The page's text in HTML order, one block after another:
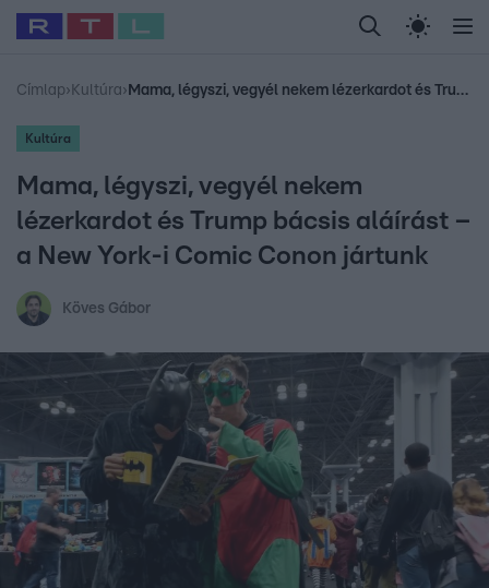
Legfrissebb RTL Híradó Randi Celeb vagyok,
Babits Marcella Most Wanted Gallusz
Címlap› Kultúra› Mama, légyszi, vegyél nekem lézerkardot és Trump bácsis aláírást – a New York-i Comic Conon jártunk
Kultúra
Mama, légyszi, vegyél nekem
lézerkardot és Trump bácsis aláírást –
a New York-i Comic Conon jártunk
Köves Gábor